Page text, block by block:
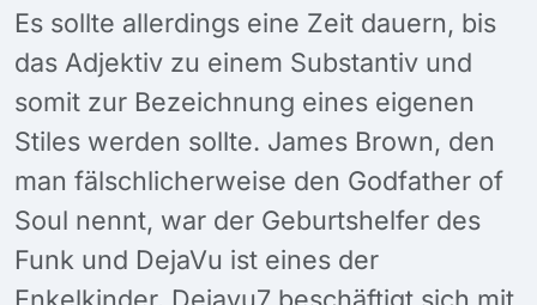
Es sollte allerdings eine Zeit dauern, bis
das Adjektiv zu einem Substantiv und
somit zur Bezeichnung eines eigenen
Stiles werden sollte. James Brown, den
man fälschlicherweise den Godfather of
Soul nennt, war der Geburtshelfer des
Funk und DejaVu ist eines der
Enkelkinder. Dejavu7 beschäftigt sich mit